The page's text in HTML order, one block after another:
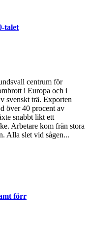
talet
centrum för
i Europa och i
svenskt trä. Exporten
över 40 procent av
snabbt likt ett
Arbetare kom från stora
Alla slet vid sågen...
förr